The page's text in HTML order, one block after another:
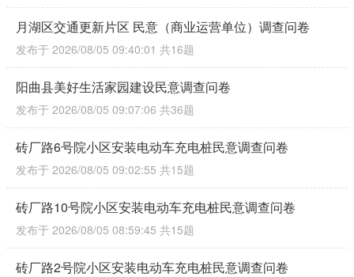
月湖区交通更新片区 民意（商业运营单位）调查问卷
发布于 2026/08/05 09:40:01 共16题
阳曲县美好生活家园建设民意调查问卷
发布于 2026/08/05 09:07:06 共36题
砖厂路6号院小区安装电动车充电桩民意调查问卷
发布于 2026/08/05 09:02:55 共15题
砖厂路10号院小区安装电动车充电桩民意调查问卷
发布于 2026/08/05 08:59:45 共15题
砖厂路2号院小区安装电动车充电桩民意调查问卷